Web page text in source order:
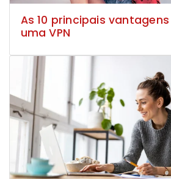
As 10 principais
uma VPN